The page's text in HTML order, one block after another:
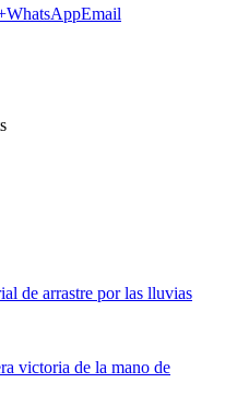
WhatsAppEmail
de arrastre por las lluvias
victoria de la mano de